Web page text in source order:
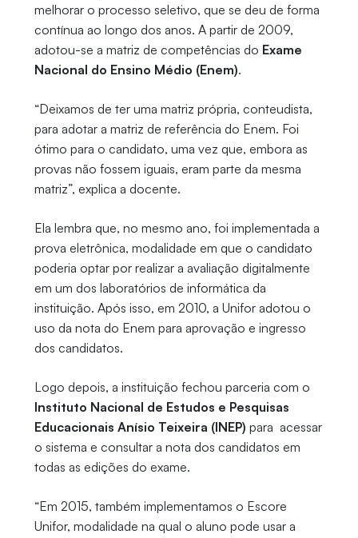
melhorar o processo seletivo, que se deu de forma
contínua ao longo dos anos. A partir de 2009,
adotou-se a matriz de competências do Exame
Nacional do Ensino Médio (Enem).
“Deixamos de ter uma matriz própria, conteudista,
para adotar a matriz de referência do Enem. Foi
ótimo para o candidato, uma vez que, embora as
provas não fossem iguais, eram parte da mesma
matriz”, explica a docente.
Ela lembra que, no mesmo ano, foi implementada a
prova eletrônica, modalidade em que o candidato
poderia optar por realizar a avaliação digitalmente
em um dos laboratórios de informática da
instituição. Após isso, em 2010, a Unifor adotou o
uso da nota do Enem para aprovação e ingresso
dos candidatos.
Logo depois, a instituição fechou parceria com o
Instituto Nacional de Estudos e Pesquisas
Educacionais Anísio Teixeira (INEP) para acessar
o sistema e consultar a nota dos candidatos em
todas as edições do exame.
“Em 2015, também implementamos o Escore
Unifor, modalidade na qual o aluno pode usar a